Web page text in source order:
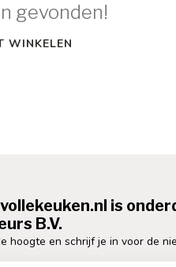
gevonden!
WINKELEN
is
B.V.
hoogte en schrijf je in voor de